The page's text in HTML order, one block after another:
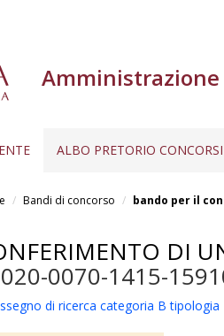
ALBO PRETORIO CONCORSI
Bandi di concorso bando per il
DI
0070-1415-
di ricerca categoria B tipologia